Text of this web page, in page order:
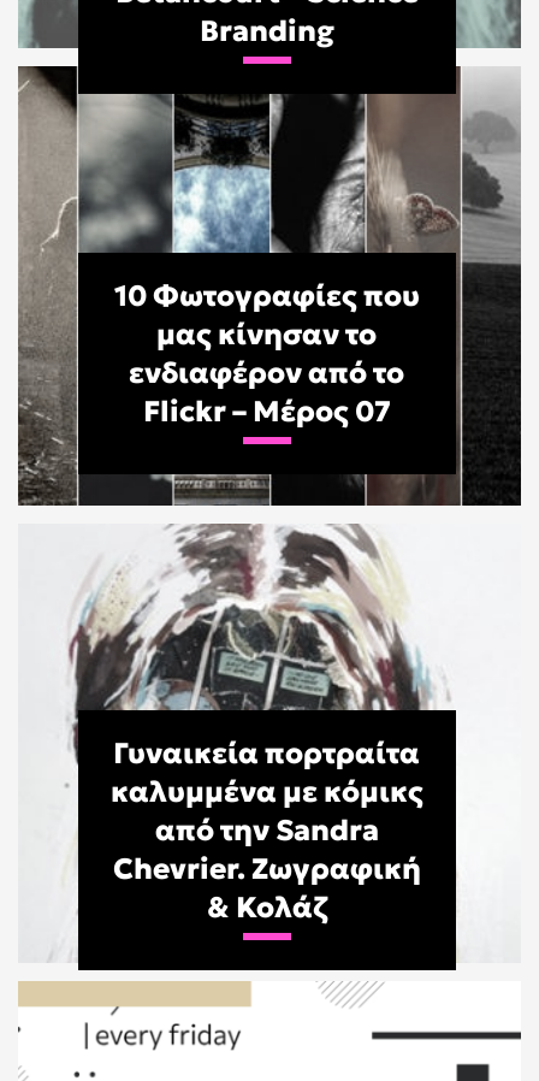
Branding
10 Φωτογραφίες που
μας κίνησαν το
ενδιαφέρον από το
Flickr – Μέρος 07
Γυναικεία πορτραίτα
καλυμμένα με κόμικς
από την Sandra
Chevrier. Ζωγραφική
& Κολάζ